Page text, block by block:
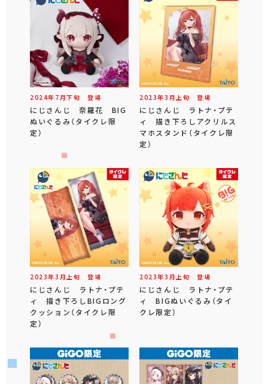
2024年 7 月下旬 登場
にじさんじ 奈羅花 BIG
ぬいぐるみ（タイクレ限
定）
2023年3 月 上旬 登場
にじさんじ ラトナ・プテ
ィ 描き下ろしアクリルス
マホスタンド（タイクレ限
定）
2023年3 月 上旬 登場
にじさんじ ラトナ・プテ
ィ 描き下ろしBIGロング
クッション（タイクレ限
定）
2023年3 月 上旬 登場
にじさんじ ラトナ・プテ
ィ BIGぬいぐるみ（タイ
クレ限定）